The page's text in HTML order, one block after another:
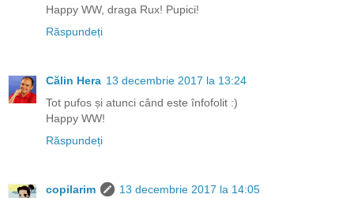
Happy WW, draga Rux! Pupici!
Răspundeți
Călin Hera 13 decembrie 2017 la 13:24
Tot pufos și atunci când este înfofolit :)
Happy WW!
Răspundeți
copilarim
13 decembrie 2017 la 14:05